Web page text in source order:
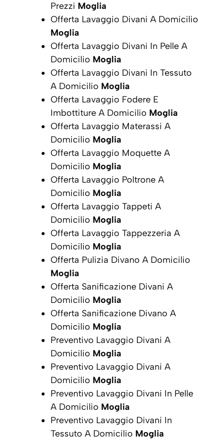
Prezzi Moglia
Offerta Lavaggio Divani A Domicilio
Moglia
Offerta Lavaggio Divani In Pelle A
Domicilio Moglia
Offerta Lavaggio Divani In Tessuto
A Domicilio Moglia
Offerta Lavaggio Fodere E
Imbottiture A Domicilio Moglia
Offerta Lavaggio Materassi A
Domicilio Moglia
Offerta Lavaggio Moquette A
Domicilio Moglia
Offerta Lavaggio Poltrone A
Domicilio Moglia
Offerta Lavaggio Tappeti A
Domicilio Moglia
Offerta Lavaggio Tappezzeria A
Domicilio Moglia
Offerta Pulizia Divano A Domicilio
Moglia
Offerta Sanificazione Divani A
Domicilio Moglia
Offerta Sanificazione Divano A
Domicilio Moglia
Preventivo Lavaggio Divani A
Domicilio Moglia
Preventivo Lavaggio Divani A
Domicilio Moglia
Preventivo Lavaggio Divani In Pelle
A Domicilio Moglia
Preventivo Lavaggio Divani In
Tessuto A Domicilio Moglia